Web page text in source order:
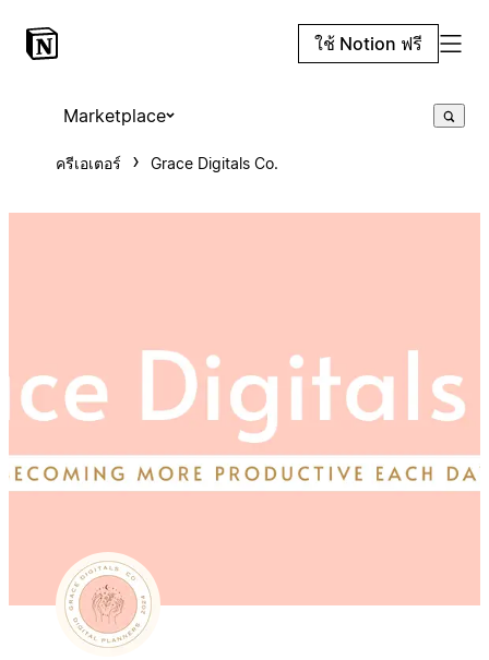
ใช้ Notion ฟรี
Marketplace
ครีเอเตอร์ Grace Digitals Co.